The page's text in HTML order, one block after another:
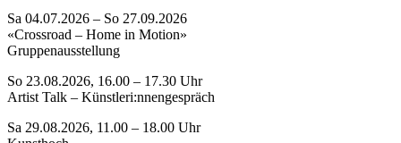
Sa 04.07.2026 – So 27.09.2026
«Crossroad – Home in Motion»
Gruppenausstellung
So 23.08.2026, 16.00 – 17.30 Uhr
Artist Talk – Künstleri:nnengespräch
Sa 29.08.2026, 11.00 – 18.00 Uhr